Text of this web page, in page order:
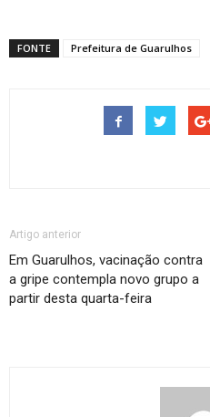
FONTE Prefeitura de Guarulhos
Artigo anterior
Em Guarulhos, vacinação contra
a gripe contempla novo grupo a
partir desta quarta-feira